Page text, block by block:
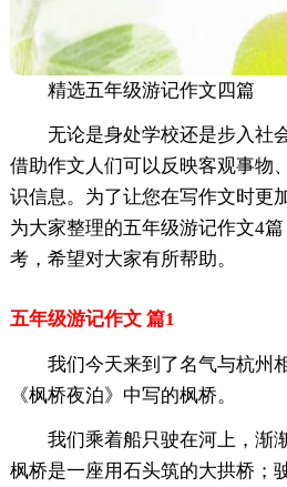
精选五年级游记作文四篇
无论是身处学校还是步入社
借助作文人们可以反映客观事物
识信息。为了让您在写作文时更
为大家整理的五年级游记作文4
考，希望对大家有所帮助。
五年级游记作文 篇1
我们今天来到了名气与杭州
《枫桥夜泊》中写的枫桥。
我们乘着船只驶在河上，渐
枫桥是一座用石头筑的大拱桥；